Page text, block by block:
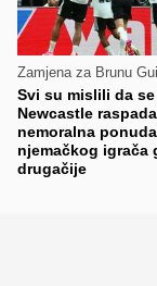
Zamjena za Brunu
Svi su mislili da se
Newcastle
nemoralna
njemačkog igrača
drugačije